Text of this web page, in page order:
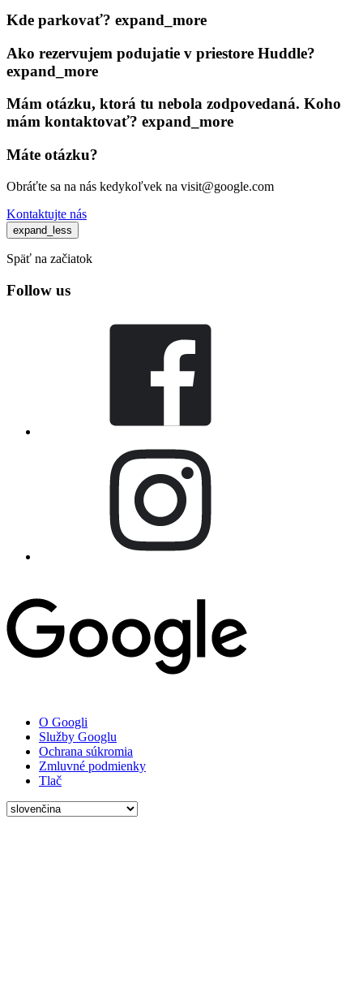
Kde parkovať? expand_more
Ako rezervujem podujatie v priestore Huddle?
expand_more
Mám otázku, ktorá tu nebola zodpovedaná. Koho
mám kontaktovať? expand_more
Máte otázku?
Obráťte sa na nás kedykoľvek na visit@google.com
Kontaktujte nás
expand_less
Späť na začiatok
Follow us
O Googli
Služby Googlu
Ochrana súkromia
Zmluvné podmienky
Tlač